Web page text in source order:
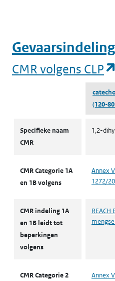
CMR volgens CLP
(120-
Specifieke naam
CMR
1,2-
CMR Categorie 1A
en 1B volgens
Annex
1272/
CMR indeling 1A
en 1B leidt tot
beperkingen
volgens
CMR Categorie 2
Annex